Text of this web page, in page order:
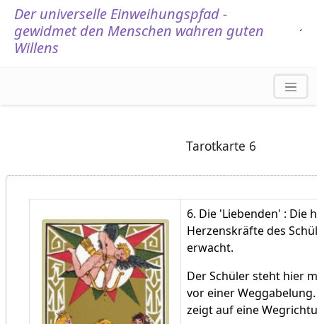
Der universelle Einweihungspfad -
gewidmet den Menschen wahren guten
Willens
´
Tarotkarte 6
6. Die 'Liebenden' : Die
Herzenskräfte des
erwacht.
Der Schüler steht hier
vor einer Weggabelung.
zeigt auf eine